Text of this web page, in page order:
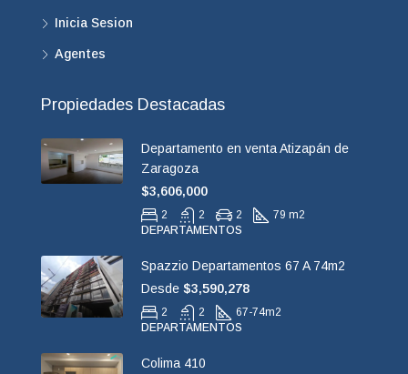
Inicia Sesion
Agentes
Propiedades Destacadas
Departamento en venta Atizapán de
Zaragoza
$3,606,000
2 2 2
79 m2
DEPARTAMENTOS
Spazzio Departamentos 67 A 74m2
Desde $3,590,278
2 2 67-74m2
DEPARTAMENTOS
Colima 410